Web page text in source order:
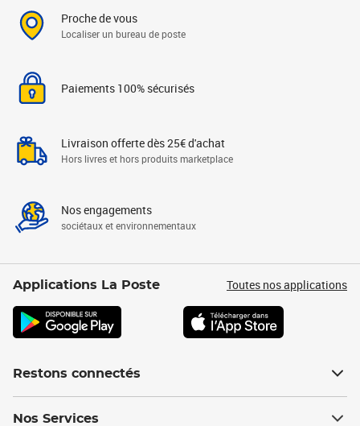
Proche de vous
Localiser un bureau de poste
Paiements 100% sécurisés
Livraison offerte dès 25€ d'achat
Hors livres et hors produits marketplace
Nos engagements
sociétaux et environnementaux
Applications La Poste Toutes nos applications
Restons connectés
Nos Services